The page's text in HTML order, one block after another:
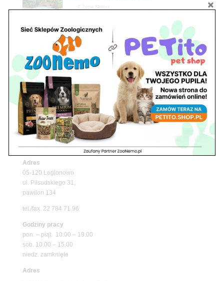
Z Życia Sklepu
Stwórz podwodne arcydzieło: Najpiękniejsze
rośliny akwariowe w ZooNemo – Legionowo i
Nowy Dwór Mazowiecki
Upały wracają! Zadbaj o komfort swojego pupila
z matami chłodzącymi ZooNemo
Z Życia Sklepu
Petito Pet Shop – Internetowy Sklep Zoologiczny
Online! Wszystko Dla Twojego Pupila | ZooNemo
Znajdź nas
Adres
05-120 Legionowo
ul. Piłsudskiego 31,
pawilon 134
tel./fax. 22 784 71 96
Godziny pracy
pon. – piąt. 10.00 – 19.00
sob. 10.00 – 15.00
niedz. zamknięte
Adres